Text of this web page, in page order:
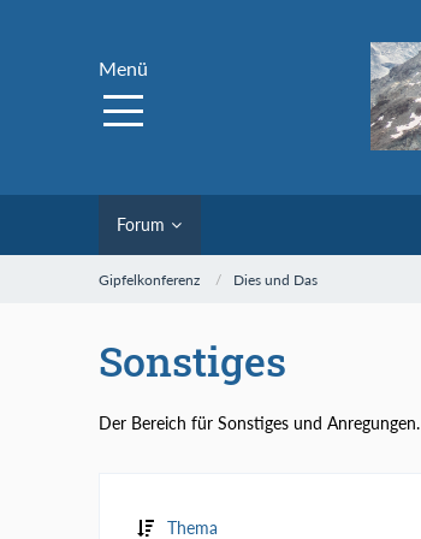
Menü
Forum
Gipfelkonferenz Dies und Das
Sonstiges
Der Bereich für Sonstiges und Anregungen.
Thema